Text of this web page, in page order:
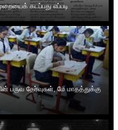
கடப்பது எப்படி
பருவ தேர்வுகள், மே மாதத்துக்கு